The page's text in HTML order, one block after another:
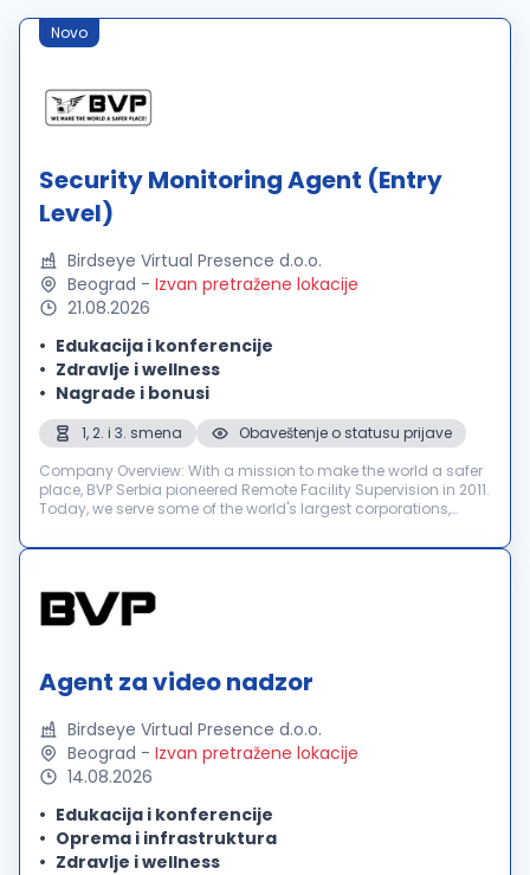
Novo
Security Monitoring Agent (Entry
Level)
Birdseye Virtual Presence d.o.o.
Beograd - Izvan pretražene lokacije
21.08.2026
Edukacija i konferencije
Zdravlje i wellness
Nagrade i bonusi
1, 2. i 3. smena
Obaveštenje o statusu prijave
Company Overview: With a mission to make the world a safer
place, BVP Serbia pioneered Remote Facility Supervision in 2011.
Today, we serve some of the world's largest corporations,
support...
Agent za video nadzor
Birdseye Virtual Presence d.o.o.
Beograd - Izvan pretražene lokacije
14.08.2026
Edukacija i konferencije
Oprema i infrastruktura
Zdravlje i wellness